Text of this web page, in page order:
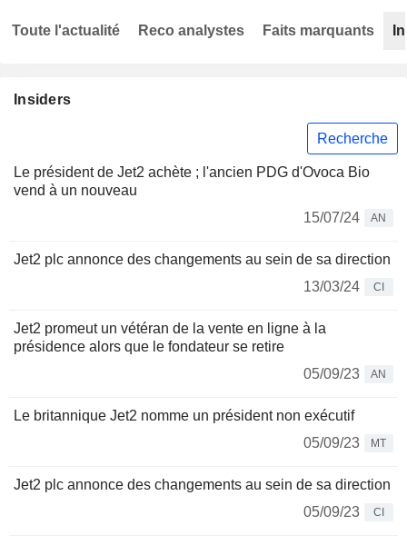
Insiders
Recherche
Le président de Jet2 achète ; l'ancien PDG d'Ovoca Bio
vend à un nouveau
15/07/24
AN
Jet2 plc annonce des changements au sein de sa direction
13/03/24
CI
Jet2 promeut un vétéran de la vente en ligne à la
présidence alors que le fondateur se retire
05/09/23
AN
Le britannique Jet2 nomme un président non exécutif
05/09/23
MT
Jet2 plc annonce des changements au sein de sa direction
05/09/23
CI
Toute l'actualité Reco analystes Faits marquants